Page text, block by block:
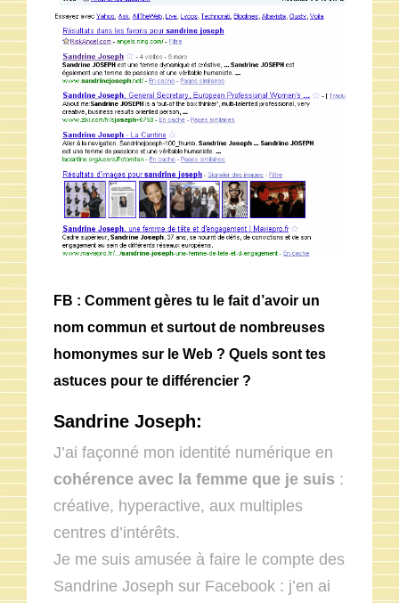
FB : Comment gères tu le fait d’avoir un
nom commun et surtout de nombreuses
homonymes sur le Web ? Quels sont tes
astuces pour te différencier ?
Sandrine Joseph:
J’ai façonné mon identité numérique en
cohérence avec la femme que je suis :
créative, hyperactive, aux multiples
centres d’intérêts.
Je me suis amusée à faire le compte des
Sandrine Joseph sur Facebook : j’en ai